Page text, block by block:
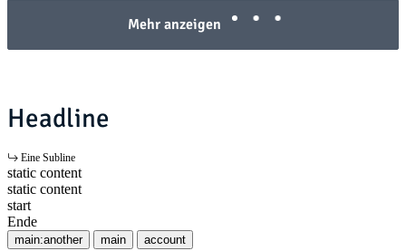
Mehr anzeigen
Headline
Eine Subline
static content
static content
start
Ende
main:another main account